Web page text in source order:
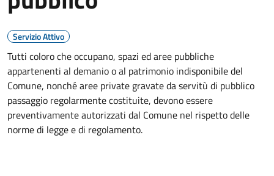
Servizio Attivo
Tutti coloro che occupano, spazi ed aree pubbliche
appartenenti al demanio o al patrimonio indisponibile del
Comune, nonché aree private gravate da servitù di pubblico
passaggio regolarmente costituite, devono essere
preventivamente autorizzati dal Comune nel rispetto delle
norme di legge e di regolamento.